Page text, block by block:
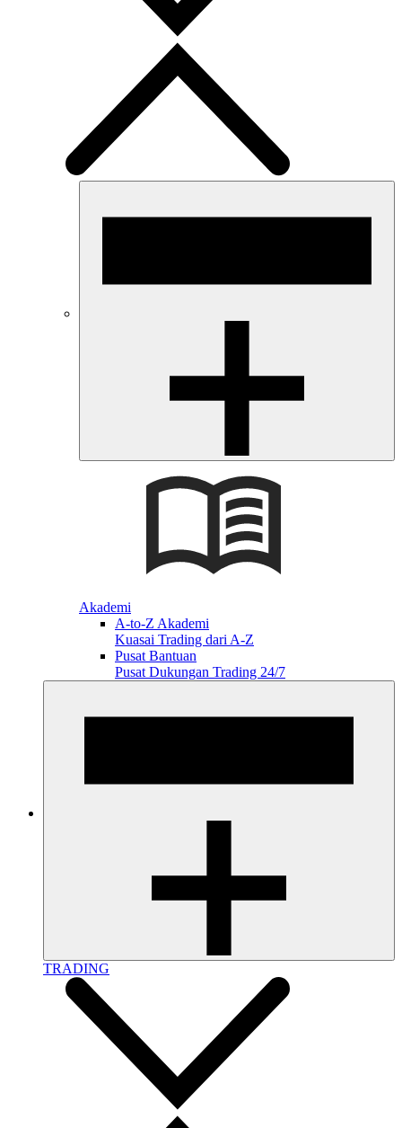
Akademi
A-to-Z Akademi
Kuasai Trading dari A-Z
Pusat Bantuan
Pusat Dukungan Trading 24/7
TRADING